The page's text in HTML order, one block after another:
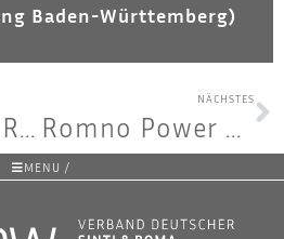
Baden-Württemberg)
Das Lager am Ran­de der Stadt
NÄCHSTES
Rom­no Power Ludwigshafen
MENU /